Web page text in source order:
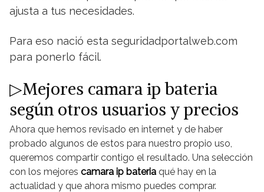
ajusta a tus necesidades.
Para eso nació esta seguridadportalweb.com
para ponerlo fácil.
▷Mejores camara ip bateria
según otros usuarios y precios
Ahora que hemos revisado en internet y de haber
probado algunos de estos para nuestro propio uso,
queremos compartir contigo el resultado. Una selección
con los mejores camara ip bateria qué hay en la
actualidad y que ahora mismo puedes comprar.